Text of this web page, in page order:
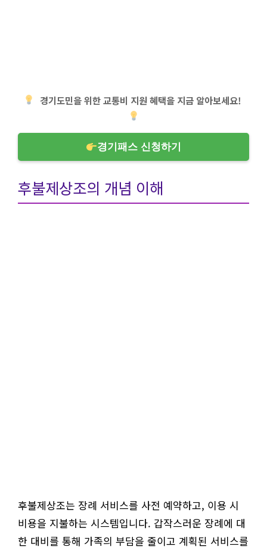
경기도민을 위한 교통비 지원 혜택을 지금 알아보세요!
경기패스 신청하기
후불제상조의 개념 이해
후불제상조는 장례 서비스를 사전 예약하고, 이용 시
비용을 지불하는 시스템입니다. 갑작스러운 장례에 대
한 대비를 통해 가족의 부담을 줄이고 계획된 서비스를